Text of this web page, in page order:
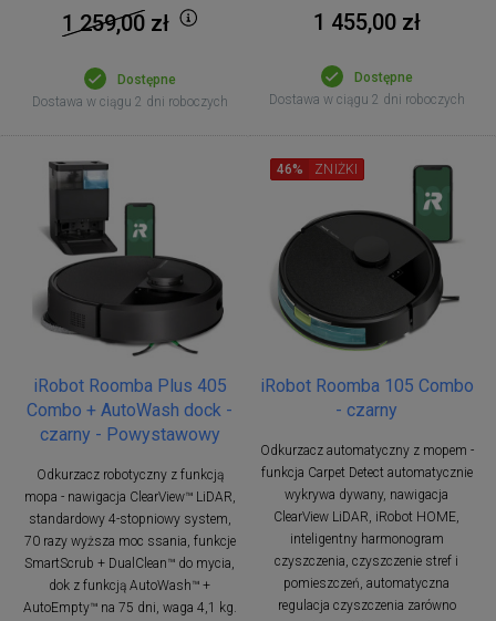
1 259,00zł
Dostępne
Dostawa w ciągu 2 dni roboczych
1 455,00 zł
Dostępne
Dostawa w ciągu 2 dni roboczych
iRobot Roomba Plus 405
Combo + AutoWash dock -
czarny - Powystawowy
Odkurzacz robotyczny z funkcją
mopa - nawigacja ClearView™ LiDAR,
standardowy 4-stopniowy system,
70 razy wyższa moc ssania, funkcje
SmartScrub + DualClean™ do mycia,
dok z funkcją AutoWash™ +
AutoEmpty™ na 75 dni, waga 4,1 kg.
iRobot Roomba 105 Combo
- czarny
Odkurzacz automatyczny z mopem -
funkcja Carpet Detect automatycznie
wykrywa dywany, nawigacja
ClearView LiDAR, iRobot HOME,
inteligentny harmonogram
czyszczenia, czyszczenie stref i
pomieszczeń, automatyczna
regulacja czyszczenia zarówno
46% ZNIŻKI